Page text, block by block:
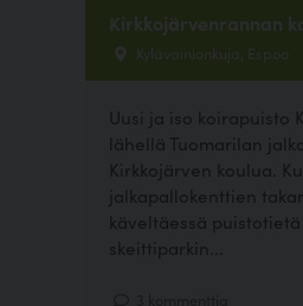
Kirkkojärvenrannan
Kylävainionkuja, Espoo
Uusi ja iso koirapuisto
lähellä Tuomarilan
Kirkkojärven koulua.
jalkapallokenttien
käveltäessä
skeittiparkin...